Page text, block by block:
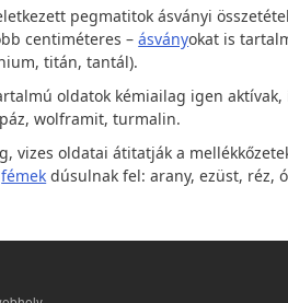
pegmatitok ásványi
centiméteres –ásványokat is
titán, tantál).
oldatok kémiailag igen
wolframit, turmalin.
vizes oldatai átitatják a
fémek dúsulnak fel: arany, ezüst, réz,